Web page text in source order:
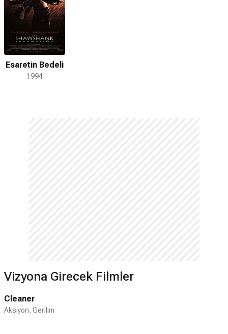
Esaretin Bedeli
1994
Vizyona Girecek Filmler
Cleaner
Aksiyon, Gerilim